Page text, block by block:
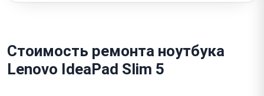
Стоимость ремонта ноутбука
Lenovo IdeaPad Slim 5